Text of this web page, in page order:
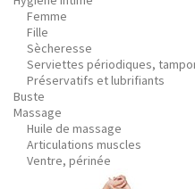
Femme
Fille
Sècheresse
Serviettes périodiques,
Préservatifs et lubrifiants
Buste
Massage
Huile de massage
Articulations muscles
Ventre, périnée